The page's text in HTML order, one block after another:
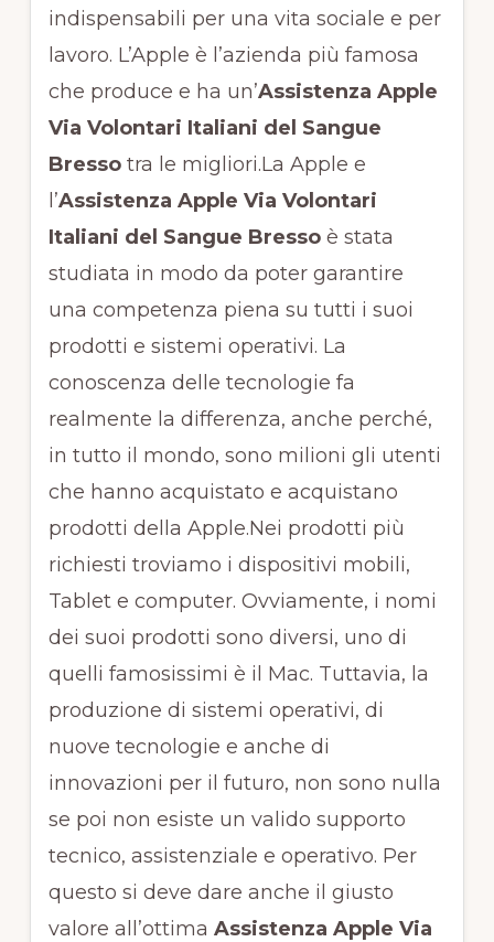
indispensabili per una vita sociale e per
lavoro. L’Apple è l’azienda più famosa
che produce e ha un’Assistenza Apple
Via Volontari Italiani del Sangue
Bressotra le migliori.La Apple e
l’Assistenza Apple Via Volontari
Italiani del Sangue Bressoè stata
studiata in modo da poter garantire
una competenza piena su tutti i suoi
prodotti e sistemi operativi. La
conoscenza delle tecnologie fa
realmente la differenza, anche perché,
in tutto il mondo, sono milioni gli utenti
che hanno acquistato e acquistano
prodotti della Apple.Nei prodotti più
richiesti troviamo i dispositivi mobili,
Tablet e computer. Ovviamente, i nomi
dei suoi prodotti sono diversi, uno di
quelli famosissimi è il Mac. Tuttavia, la
produzione di sistemi operativi, di
nuove tecnologie e anche di
innovazioni per il futuro, non sono nulla
se poi non esiste un valido supporto
tecnico, assistenziale e operativo. Per
questo si deve dare anche il giusto
valore all’ottima Assistenza Apple Via